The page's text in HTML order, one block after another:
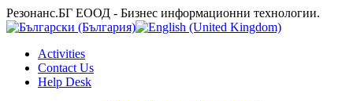
Резонанс.БГ ЕООД - Бизнес информационни технологии.
Activities
Contact Us
Help Desk